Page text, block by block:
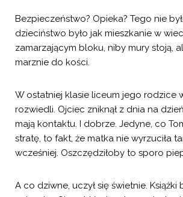
Bezpieczeństwo? Opieka? Tego nie
dzieciństwo było jak mieszkanie w
zamarzającym bloku, niby mury stoją,
marznie do kości.
W ostatniej klasie liceum jego rodzice
rozwiedli. Ojciec zniknął z dnia na
mają kontaktu. I dobrze. Jedyne, co
stratę, to fakt, że matka nie wyrzuciła
wcześniej. Oszczędziłoby to sporo
A co dziwne, uczył się świetnie. Książki